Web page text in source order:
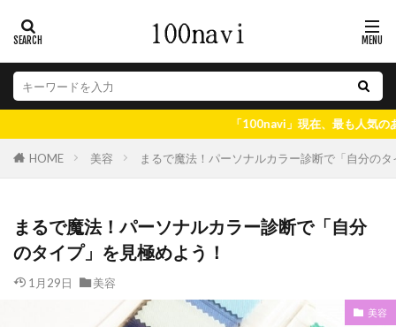
「100navi」現在、最も人気のある情報はコ
HOME 美容 まるで魔法！パーソナルカラー診断で「自分の
まるで魔法！パーソナルカラー診断で「自分
のタイプ」を見極めよう！
1月29日 美容
美容